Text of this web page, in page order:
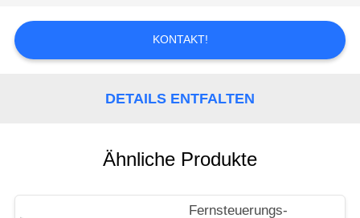
SIE
EIN
KONTAKT!
DETAILS ENTFALTEN
Ähnliche Produkte
Fernsteuerungs-